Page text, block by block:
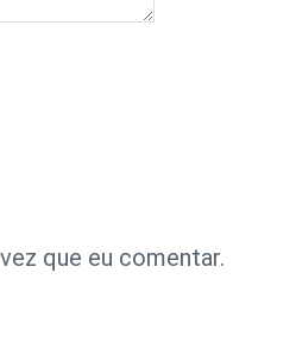
que eu comentar.